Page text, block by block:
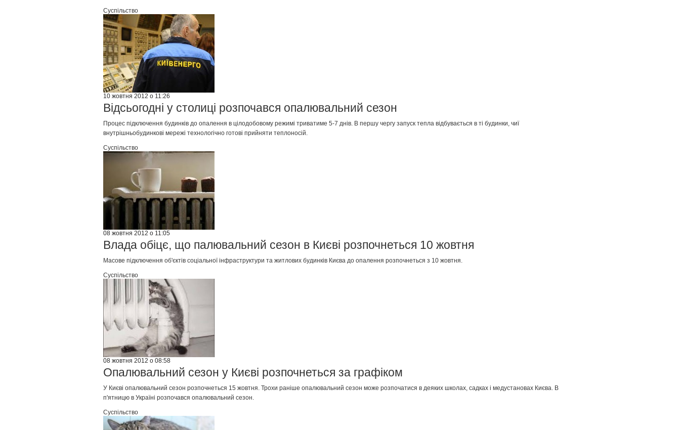
Суспільство
10 жовтня 2012 о 11:26
Відсьогодні у столиці розпочався опалювальний сезон
Процес підключення будинків до опалення в цілодобовому режимі триватиме 5-7 днів. В першу чергу запуск тепла відбувається в ті будинки, чиї
внутрішньобудинкові мережі технологічно готові прийняти теплоносій.
Суспільство
08 жовтня 2012 о 11:05
Влада обіцє, що палювальний сезон в Києві розпочнеться 10 жовтня
Масове підключення об'єктів соціальної інфраструктури та житлових будинків Києва до опалення розпочнеться з 10 жовтня.
Суспільство
08 жовтня 2012 о 08:58
Опалювальний сезон у Києві розпочнеться за графіком
У Києві опалювальний сезон розпочнеться 15 жовтня. Трохи раніше опалювальний сезон може розпочатися в деяких школах, садках і медустановах Києва. В
п'ятницю в Україні розпочався опалювальний сезон.
Суспільство